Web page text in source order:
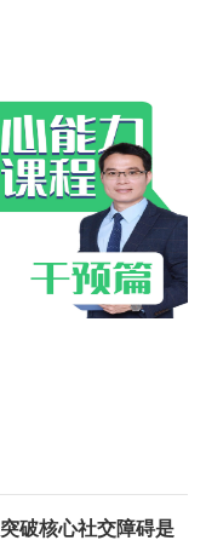
破核心社交障碍是